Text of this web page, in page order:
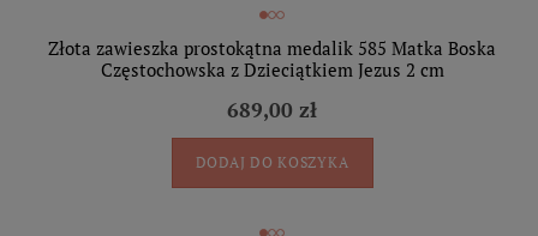
Złota zawieszka prostokątna medalik 585 Matka Boska
Częstochowska z Dzieciątkiem Jezus 2 cm
689,00 zł
DODAJ DO KOSZYKA